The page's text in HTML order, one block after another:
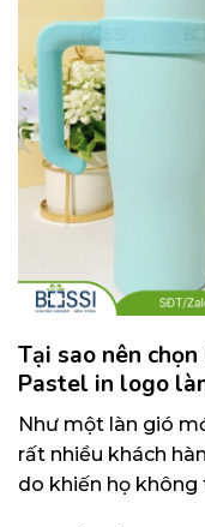
Tại sao nên
Pastel in logo
Như một làn gió
rất nhiều khách
do khiến họ không